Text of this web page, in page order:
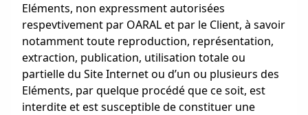
Eléments, non expressment autorisées
respevtivement par OARAL et par le Client, à savoir
notamment toute reproduction, représentation,
extraction, publication, utilisation totale ou
partielle du Site Internet ou d’un ou plusieurs des
Eléments, par quelque procédé que ce soit, est
interdite et est susceptible de constituer une